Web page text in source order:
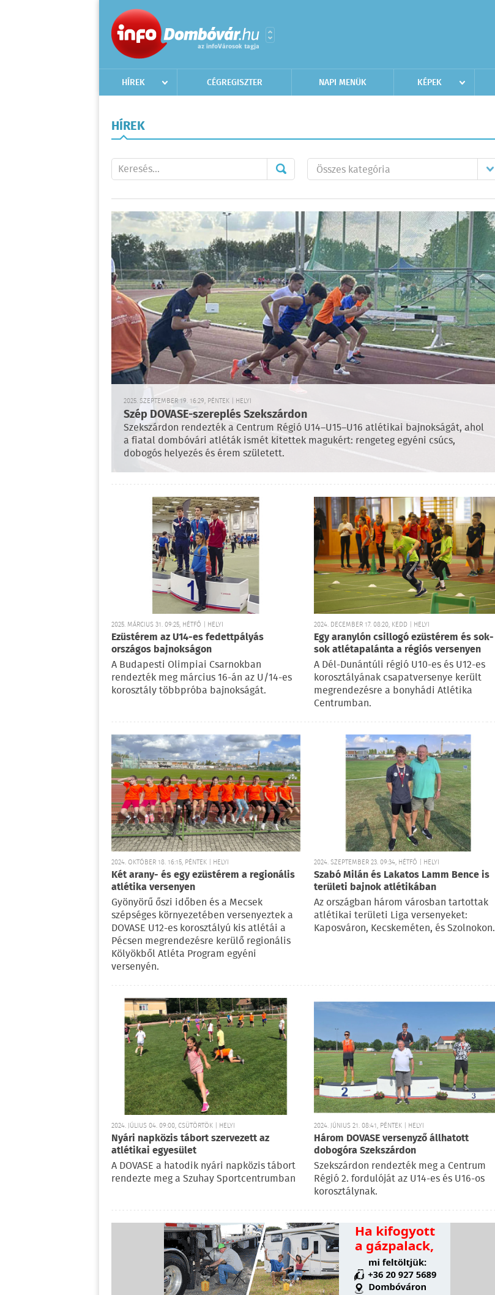
HÍREK CÉGREGISZTER NAPI MENÜK KÉPEK
HÍREK
2025. SZEPTEMBER 19. 16:29, PÉNTEK | HELYI
Szép DOVASE-szereplés Szekszárdon
Szekszárdon rendezték a Centrum Régió U14–U15–U16 atlétikai bajnokságát, ahol
a fiatal dombóvári atléták ismét kitettek magukért: rengeteg egyéni csúcs,
dobogós helyezés és érem született.
2025. MÁRCIUS 31. 09:25, HÉTFŐ | HELYI
Ezüstérem az U14-es fedettpályás
országos bajnokságon
A Budapesti Olimpiai Csarnokban
rendezték meg március 16-án az U/14-es
korosztály többpróba bajnokságát.
2024. DECEMBER 17. 08:20, KEDD | HELYI
Egy aranylón csillogó ezüstérem és sok-
sok atlétapalánta a régiós versenyen
A Dél-Dunántúli régió U10-es és U12-es
korosztályának csapatversenye került
megrendezésre a bonyhádi Atlétika
Centrumban.
2024. OKTÓBER 18. 16:15, PÉNTEK | HELYI
Két arany- és egy ezüstérem a regionális
atlétika versenyen
Gyönyörű őszi időben és a Mecsek
szépséges környezetében versenyeztek a
DOVASE U12-es korosztályú kis atlétái a
Pécsen megrendezésre kerülő regionális
Kölyökből Atléta Program egyéni
versenyén.
2024. SZEPTEMBER 23. 09:34, HÉTFŐ | HELYI
Szabó Milán és Lakatos Lamm Bence is
területi bajnok atlétikában
Az országban három városban tartottak
atlétikai területi Liga versenyeket:
Kaposváron, Kecskeméten, és Szolnokon.
2024. JÚLIUS 04. 09:00, CSÜTÖRTÖK | HELYI
Nyári napközis tábort szervezett az
atlétikai egyesület
A DOVASE a hatodik nyári napközis tábort
rendezte meg a Szuhay Sportcentrumban
2024. JÚNIUS 21. 08:41, PÉNTEK | HELYI
Három DOVASE versenyző állhatott
dobogóra Szekszárdon
Szekszárdon rendezték meg a Centrum
Régió 2. fordulóját az U14-es és U16-os
korosztálynak.